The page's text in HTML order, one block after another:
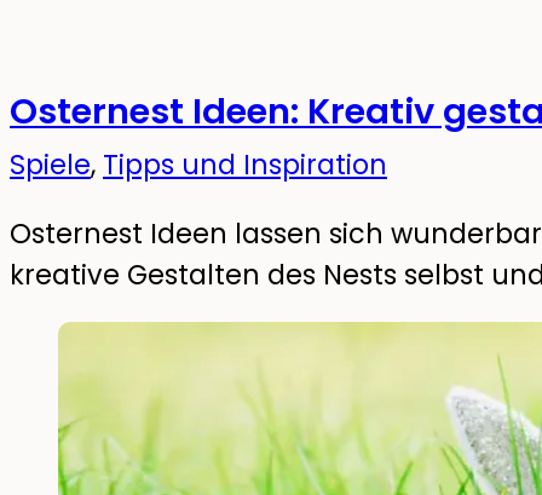
Osternest Ideen: Kreativ
Spiele, Tipps und Inspiration
Osternest Ideen lassen sich
kreative Gestalten des Nests selbst